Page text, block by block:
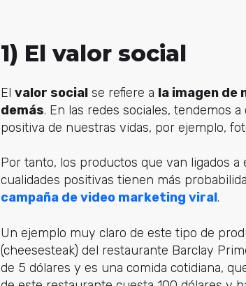
1) El valor social
El valor social se refiere a la imagen de
demás. En las redes sociales, tendemos
positiva de nuestras vidas, por ejemplo,
Por tanto, los productos que van ligados
cualidades positivas tienen más
campaña de video marketing viral.
Un ejemplo muy claro de este tipo de
(cheesesteak) del restaurante Barclay
de 5 dólares y es una comida cotidiana,